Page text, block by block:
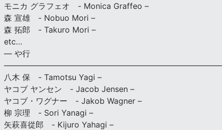
モニカ グラフェオ - Monica Graffeo –
森 宣雄 - Nobuo Mori –
森 拓郎 - Takuro Mori –
etc…
— や行
八木 保 - Tamotsu Yagi –
ヤコブ ヤンセン - Jacob Jensen –
ヤコブ・ワグナー - Jakob Wagner –
柳 宗理 - Sori Yanagi –
矢萩喜從郎 - Kijuro Yahagi –